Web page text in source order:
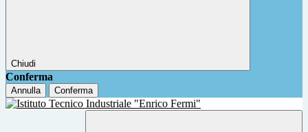
Chiudi
Conferma
Annulla Conferma